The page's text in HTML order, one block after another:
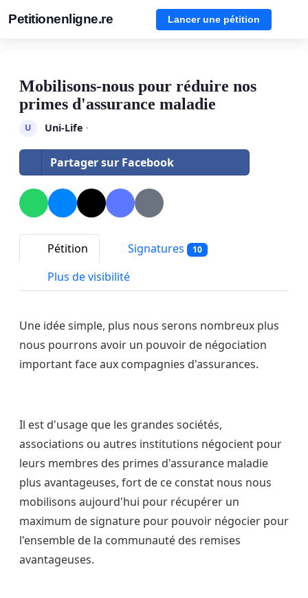
Petitionenligne.re Lancer une pétition
Mobilisons-nous pour réduire nos
primes d'assurance maladie
U Uni-Life ·
Partager sur Facebook
Pétition Signatures 10
Plus de visibilité
Une idée simple, plus nous serons nombreux plus
nous pourrons avoir un pouvoir de négociation
important face aux compagnies d'assurances.
Il est d'usage que les grandes sociétés,
associations ou autres institutions négocient pour
leurs membres des primes d'assurance maladie
plus avantageuses, fort de ce constat nous nous
mobilisons aujourd'hui pour récupérer un
maximum de signature pour pouvoir négocier pour
l'ensemble de la communauté des remises
avantageuses.